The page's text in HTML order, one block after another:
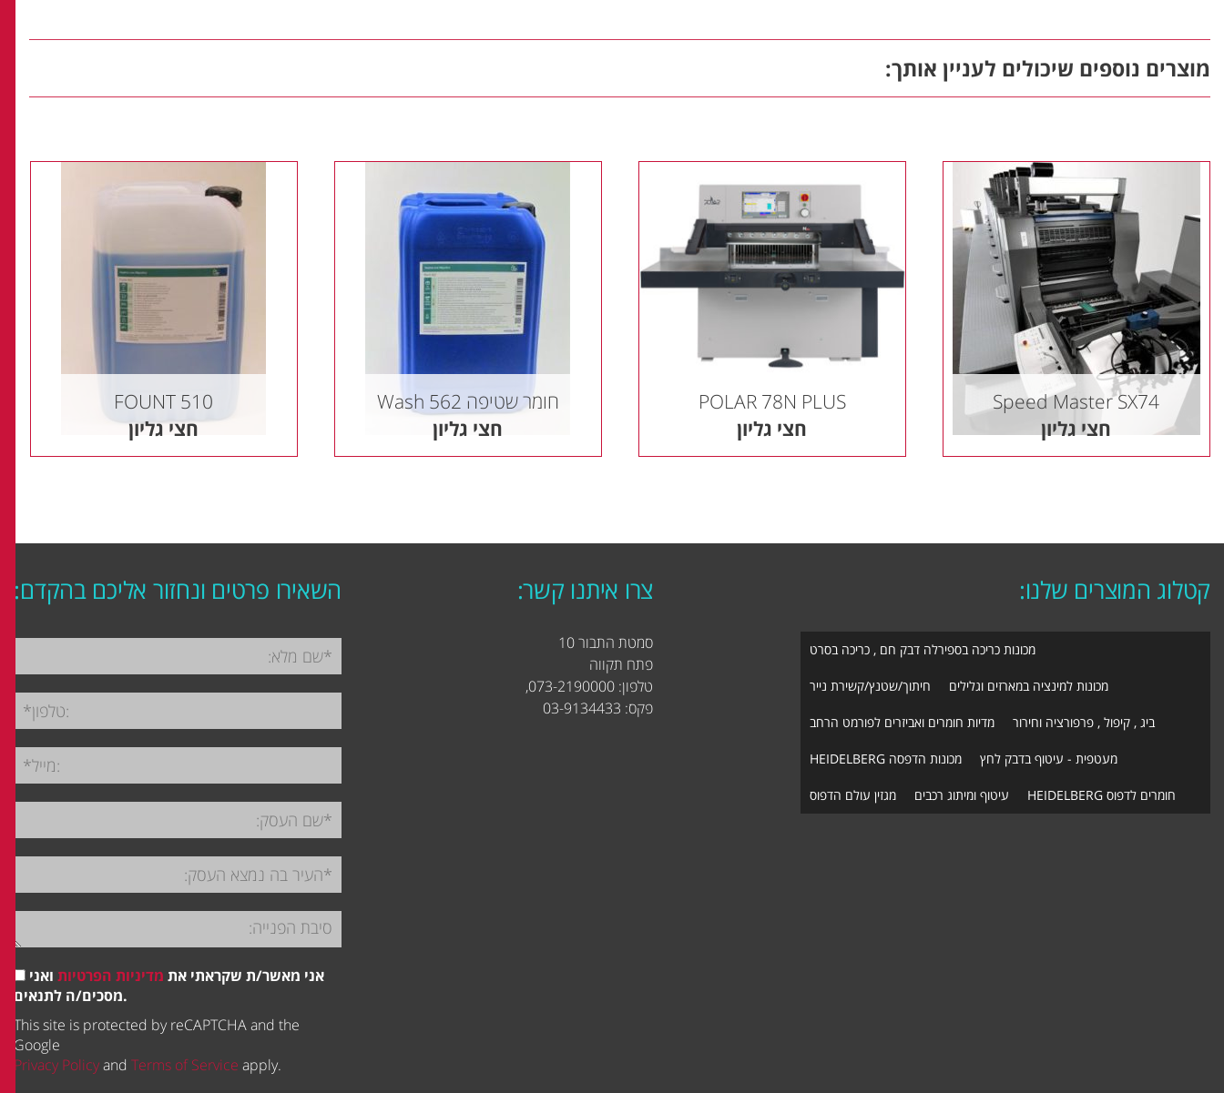
מוצרים נוספים שיכולים לעניין אותך:
Speed Master SX74
חצי גליון
POLAR 78N PLUS
חצי גליון
חומר שטיפה Wash 562
חצי גליון
FOUNT 510
חצי גליון
קטלוג המוצרים שלנו:
מכונות כריכה בספירלה דבק חם , כריכה בסרט
מכונות למינציה במארזים וגלילים חיתוך/שטנץ/קשירת נייר
ביג , קיפול , פרפורציה וחירור מדיות חומרים ואביזרים לפורמט הרחב
מעטפית - עיטוף בדבק לחץ מכונות הדפסה HEIDELBERG
חומרים לדפוס HEIDELBERG עיטוף ומיתוג רכבים מגזין עולם הדפוס
צרו איתנו קשר:
סמטת התבור 10
פתח תקווה
טלפון: 073-2190000,
פקס: 03-9134433
השאירו פרטים ונחזור אליכם בהקדם:
אני מאשר/ת שקראתי את מדיניות הפרטיות ואני
מסכים/ה לתנאים.
This site is protected by reCAPTCHA and the
Google
Privacy Policyand Terms of Service apply.